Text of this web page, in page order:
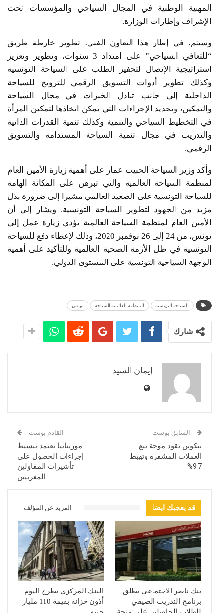
المهنية الوطنية في المجال السياحي والمؤسسات تحت
الإشراف وإطارات الوزارة.
وسيتم، في إطار هذا التعاون الفني، تطوير خارطة طريق
“للتعافي السياحي” على امتداد 3 سنوات، وتطوير وتعزيز
استراتيجية الإتصال لتحفيز الطلب على السياحة التونسية
وكذلك تطوير أدوات التسويق الرقمي للترويج للسياحة
الداخلية إلى جانب تبادل الخبرات في مجال السياحة
والتمكين، وتحديد الإجراءات التي يمكن اتخاذها لتمكين المرأة
في التخطيط السياحي والتنمية وكذلك تنمية القدرات الذاتية
والتدريب في مجال تنمية السياحة المستدامة والتسويق
الرقمي.
وأكد وزير السياحة الحبيب عمار على أهمية زيارة الأمين العام
لمنظمة السياحة العالمية والتي تبرهن على المكانة الهامة
للسياحة التونسية على الصعيد العالمي مشيرا إلى ضرورة بذل
مزيد من الجهود لتطوير السياحة التونسية. ويشار إلى أن
الأمين العام لمنظمة السياحة العالمية يؤدي زيارة عمل إلى
تونس، من 24 إلى 26 نوفمبر 2020، وذلك لإعطاء دفع للسياحة
التونسية في ظل الأزمة الصحية العالمية وللتأكيد على أهمية
الوجهة السياحية التونسية على المستوى الدولي.
السياحة التونسية المنظمة العالمية للسياحة تونس
شارك
إيمان السيد
السابق بوست
بتكوين تقود موجة بيع
العملات المشفرة وتهبط
9.7%
القادم بوست
موريتانيا تعتمد تبسيط
إجراءات الحصول على
تأشيرات المقاولين
المغربيين
قد يعجبك ايضا المزيد عن المؤلف
بنك ناصر الاجتماعى يطلق
برنامج التدريب الصيفي
للطلاب الحاصلين على منحة
البنك المركزي يطرح اليوم
أذون خزانة بقيمة 110 مليار
جنيه